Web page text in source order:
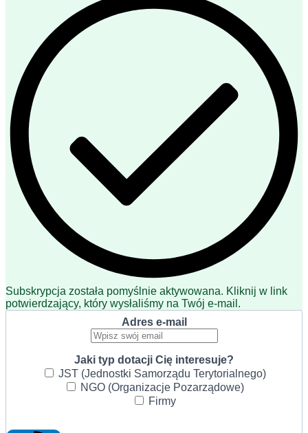
Subskrypcja została pomyślnie aktywowana. Kliknij w link
potwierdzający, który wysłaliśmy na Twój e-mail.
Adres e-mail
Jaki typ dotacji Cię interesuje?
JST (Jednostki Samorządu Terytorialnego)
NGO (Organizacje Pozarządowe)
Firmy